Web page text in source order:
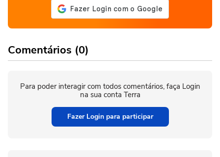
Comentários (0)
Para poder interagir com todos comentários, faça Login
na sua conta Terra
Fazer Login para participar